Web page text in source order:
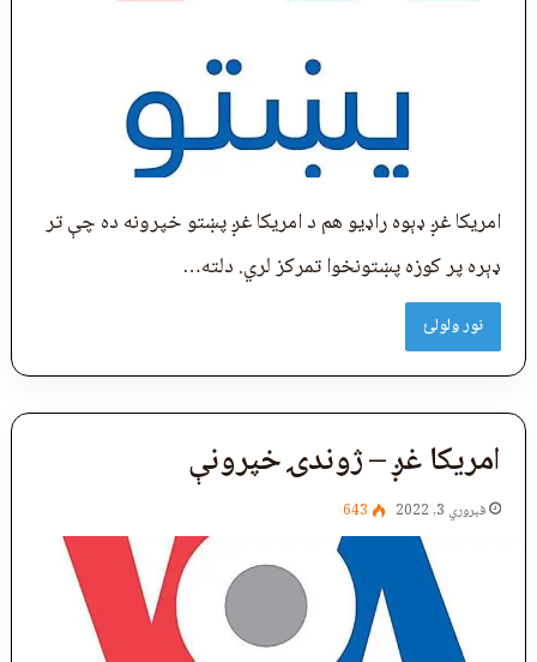
امریکا غږ ډېوه راډیو هم د امریکا غږ پښتو خپرونه ده چې تر
ډېره پر کوزه پښتونخوا تمرکز لري. دلته…
نور ولولئ
امریکا غږ – ژوندۍ خپرونې
فبروري 3, 2022 643